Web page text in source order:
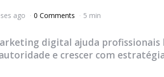
ago 0 Comments 5 min
digital ajuda
e crescer com